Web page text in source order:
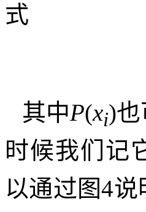
式
其中P(xi)
时候我们记
以通过图4说